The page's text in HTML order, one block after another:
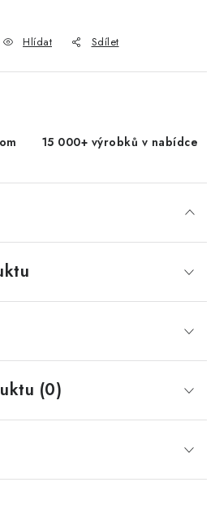
Hlídat Sdílet
15 000+ výrobků v nabídce
(0)